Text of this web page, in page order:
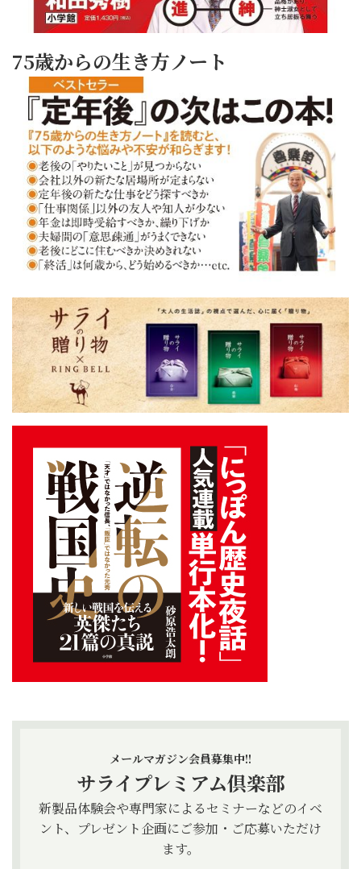
75歳からの生き方ノート
メールマガジン会員募集中!!
サライプレミアム倶楽部
新製品体験会や専門家によるセミナーなどのイベ
ント、プレゼント企画にご参加・ご応募いただけ
ます。